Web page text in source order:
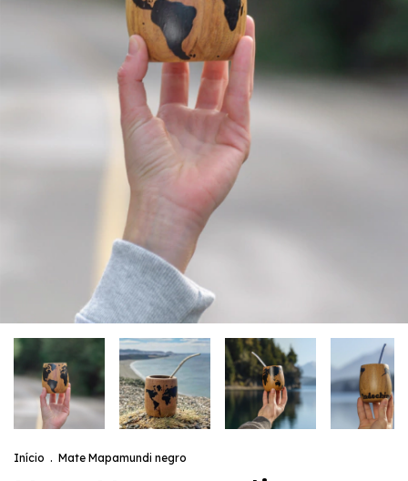
Início . Mate Mapamundi negro